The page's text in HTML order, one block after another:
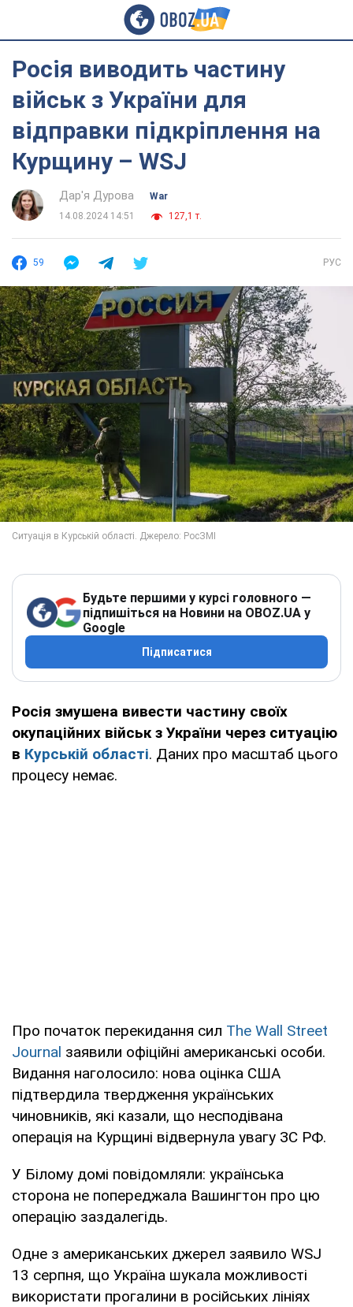
Росія виводить частину
військ з України для
відправки підкріплення на
Курщину – WSJ
Дар'я Дурова
War
14.08.2024 14:51
127,1 т.
59 РУС
Будьте першими у курсі головного —
підпишіться на Новини на OBOZ.UA у
Google
Підписатися
Росія змушена вивести частину своїх
окупаційних військ з України через ситуацію
в Курській області. Даних про масштаб цього
процесу немає.
Про початок перекидання сил The Wall Street
Journal заявили офіційні американські особи.
Видання наголосило: нова оцінка США
підтвердила твердження українських
чиновників, які казали, що несподівана
операція на Курщині відвернула увагу ЗС РФ.
У Білому домі повідомляли: українська
сторона не попереджала Вашингтон про цю
операцію заздалегідь.
Одне з американських джерел заявило WSJ
13 серпня, що Україна шукала можливості
використати прогалини в російських лініях